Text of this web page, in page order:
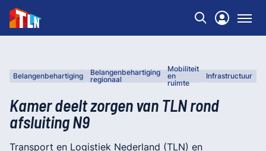
Belangenbehartiging
Belangenbehartiging
regionaal
Mobiliteit
en
ruimte
Infrastructuur
Kamer deelt zorgen van TLN rond
afsluiting N9
Transport en Logistiek Nederland (TLN) en